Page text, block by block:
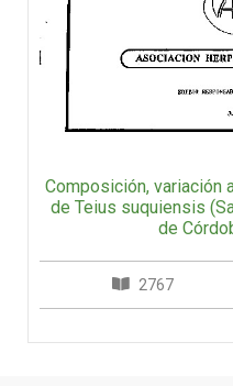
Composición, variación
de Teius suquiensis
de
2767